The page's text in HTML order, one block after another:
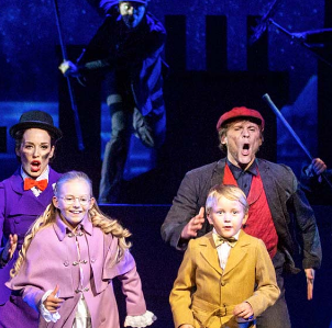
RYHMILLE JA YRITYKSILLE
Ryhmät ja teatterilähettiläät
Koulut
Yritykset
Opastus